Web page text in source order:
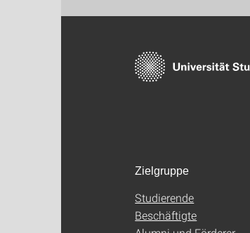
Zielgruppe
Studierende
Beschäftigte